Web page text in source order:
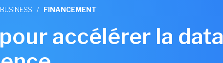
BUSINESS / FINANCEMENT
accélérer la data